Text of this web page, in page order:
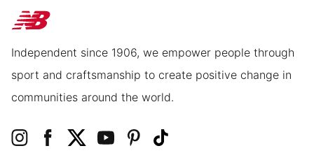
Independent since 1906, we empower people through
sport and craftsmanship to create positive change in
communities around the world.